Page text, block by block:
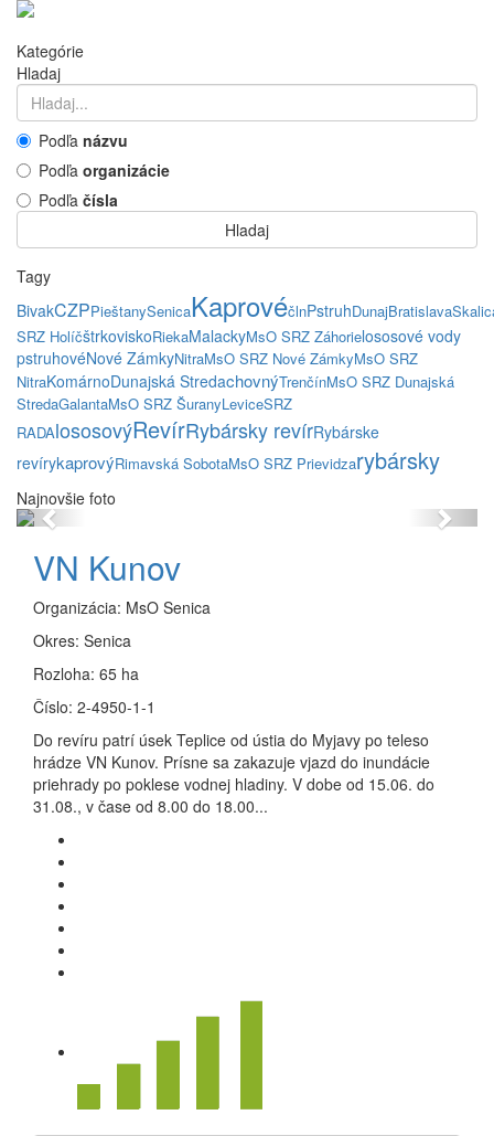
Kategórie
Hladaj
Podľa názvu
Podľa organizácie
Podľa čísla
Hladaj
Tagy
BivakCZPPieštanySenicaKaprovéčlnPstruhDunajBratislava
SRZ HolíčštrkoviskoRiekaMalackyMsO SRZ Záhorielososové vody
pstruhovéNové ZámkyNitraMsO SRZ Nové ZámkyMsO SRZ
NitraKomárnoDunajská StredachovnýTrenčínMsO SRZ Dunajská
StredaGalantaMsO SRZ ŠuranyLeviceSRZ
RADAlososovýRevírRybársky revírRybárske
revírykaprovýRimavská SobotaMsO SRZ Prievidzarybársky
Najnovšie foto
Previous Next
VN Kunov
Organizácia: MsO Senica
Okres: Senica
Rozloha: 65 ha
Číslo: 2-4950-1-1
Do revíru patrí úsek Teplice od ústia do Myjavy po teleso
hrádze VN Kunov. Prísne sa zakazuje vjazd do inundácie
priehrady po poklese vodnej hladiny. V dobe od 15.06. do
31.08., v čase od 8.00 do 18.00...